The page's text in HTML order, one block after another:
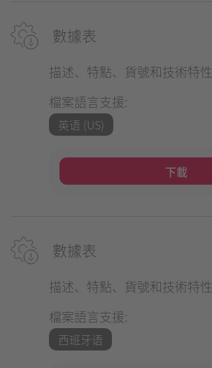
數據表
描述、特點、貨號和技術特性
檔案語言支援:
英语 (US)
下載
數據表
描述、特點、貨號和技術特性
檔案語言支援:
西班牙语